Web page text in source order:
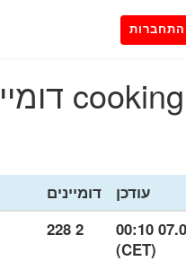
התחברות
עודכן
דומיינים
07.08.2026 00:10
(CET)
2 228